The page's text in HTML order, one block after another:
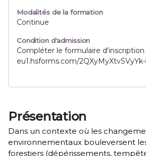
Présentation
Dans un contexte où les
environnementaux bouleversent
forestiers (dépérissements,
Modalités de la formation
Continue
Condition d'admission
Compléter le formulaire
eu1.hsforms.com/